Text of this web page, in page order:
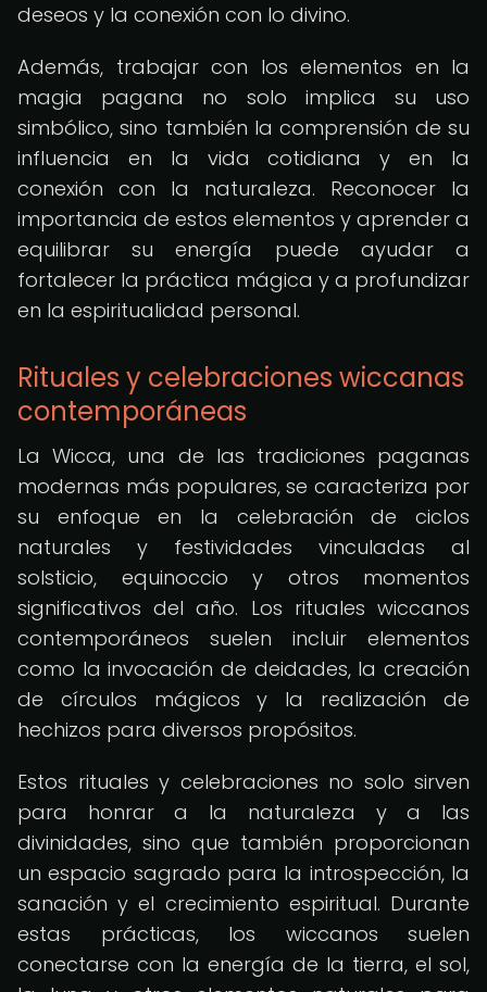
deseos y la conexión con lo divino.
Además, trabajar con los elementos en la
magia pagana no solo implica su uso
simbólico, sino también la comprensión de su
influencia en la vida cotidiana y en la
conexión con la naturaleza. Reconocer la
importancia de estos elementos y aprender a
equilibrar su energía puede ayudar a
fortalecer la práctica mágica y a profundizar
en la espiritualidad personal.
Rituales y celebraciones wiccanas
contemporáneas
La Wicca, una de las tradiciones paganas
modernas más populares, se caracteriza por
su enfoque en la celebración de ciclos
naturales y festividades vinculadas al
solsticio, equinoccio y otros momentos
significativos del año. Los rituales wiccanos
contemporáneos suelen incluir elementos
como la invocación de deidades, la creación
de círculos mágicos y la realización de
hechizos para diversos propósitos.
Estos rituales y celebraciones no solo sirven
para honrar a la naturaleza y a las
divinidades, sino que también proporcionan
un espacio sagrado para la introspección, la
sanación y el crecimiento espiritual. Durante
estas prácticas, los wiccanos suelen
conectarse con la energía de la tierra, el sol,